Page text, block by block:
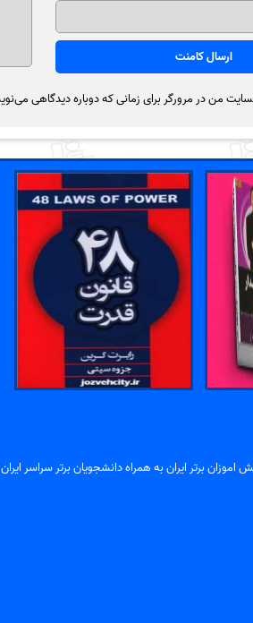
من در مرورگر برای زمانی که دوباره دیدگاهی
برتر ایران به همراه دانشجویان برتر سراسر